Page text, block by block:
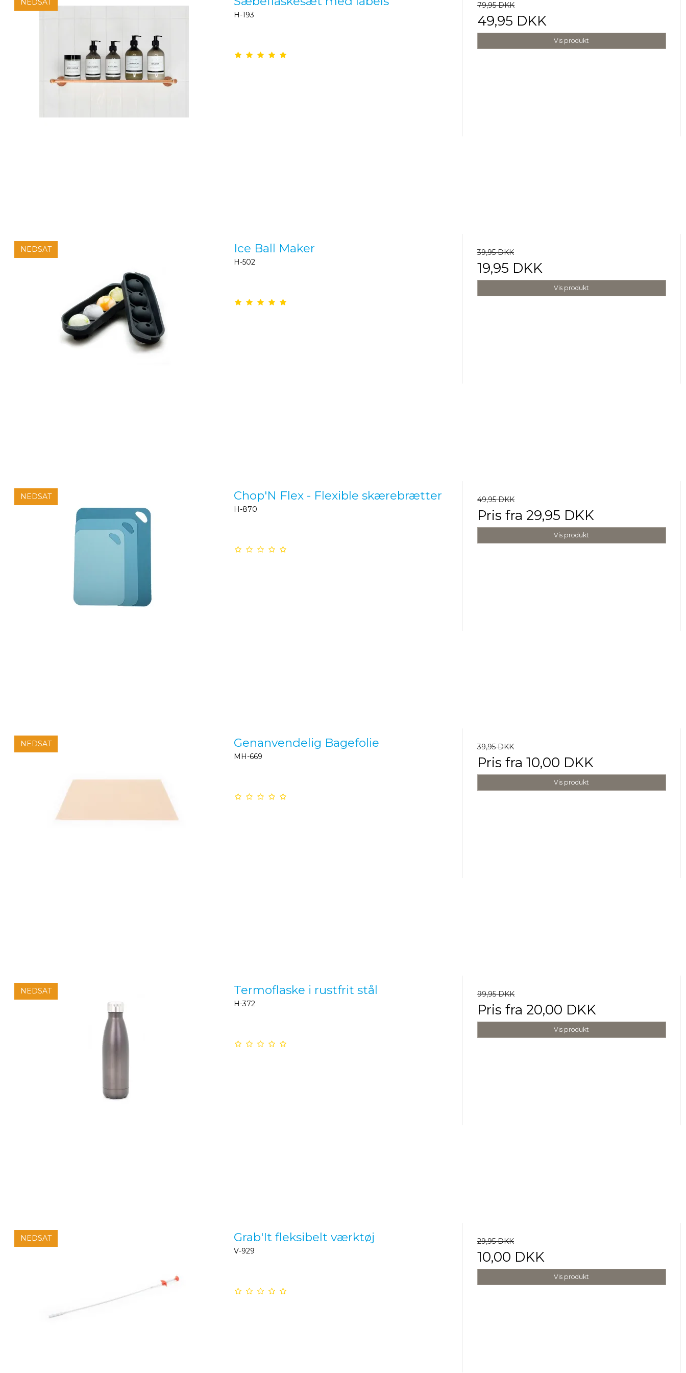
NEDSAT
H-193
79,95 DKK
49,95 DKK
Vis produkt
NEDSAT Ice Ball Maker
H-502
39,95 DKK
19,95 DKK
Vis produkt
NEDSAT Chop'N Flex - Flexible skærebrætter
H-870
49,95 DKK
Pris fra 29,95 DKK
Vis produkt
NEDSAT Genanvendelig Bagefolie
MH-669
39,95 DKK
Pris fra 10,00 DKK
Vis produkt
NEDSAT Termoflaske i rustfrit stål
H-372
99,95 DKK
Pris fra 20,00 DKK
Vis produkt
NEDSAT Grab'It fleksibelt værktøj
V-929
29,95 DKK
10,00 DKK
Vis produkt